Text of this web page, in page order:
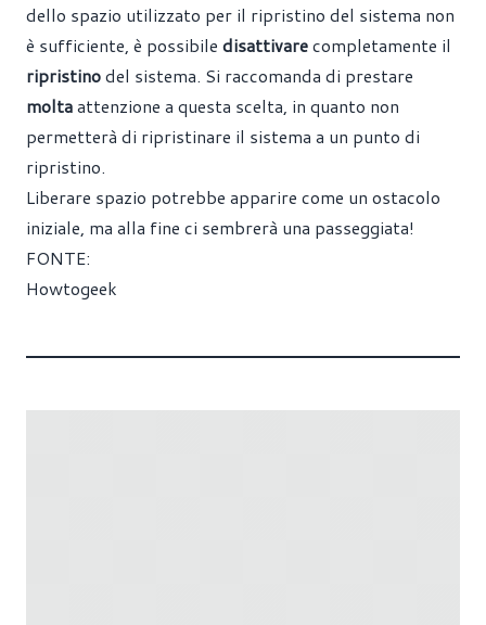
dello spazio utilizzato per il ripristino del sistema non
è sufficiente, è possibile disattivarecompletamente il
ripristinodel sistema. Si raccomanda di prestare
moltaattenzione a questa scelta, in quanto non
permetterà di ripristinare il sistema a un punto di
ripristino.
Liberare spazio potrebbe apparire come un ostacolo
iniziale, ma alla fine ci sembrerà una passeggiata!
FONTE:
Howtogeek